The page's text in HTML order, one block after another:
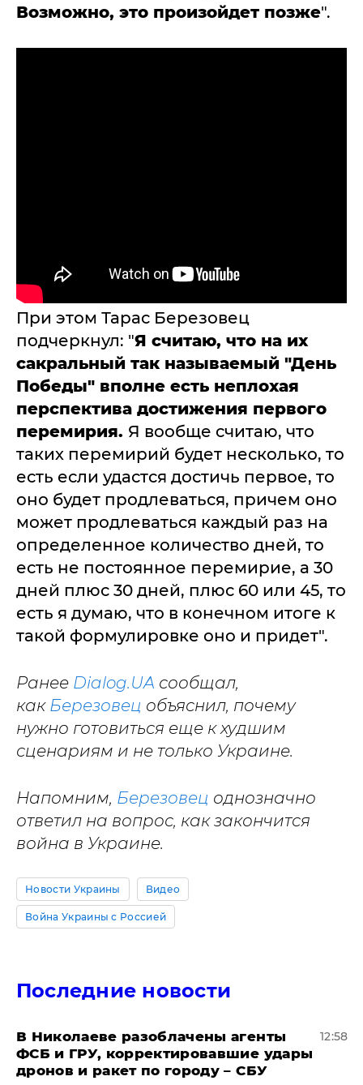
Возможно, это произойдет позже".
При этом Тарас Березовец
подчеркнул: "Я считаю, что на их
сакральный так называемый "День
Победы" вполне есть неплохая
перспектива достижения первого
перемирия. Я вообще считаю, что
таких перемирий будет несколько, то
есть если удастся достичь первое, то
оно будет продлеваться, причем оно
может продлеваться каждый раз на
определенное количество дней, то
есть не постоянное перемирие, а 30
дней плюс 30 дней, плюс 60 или 45, то
есть я думаю, что в конечном итоге к
такой формулировке оно и придет".
Ранее Dialog.UA сообщал,
как Березовец объяснил, почему
нужно готовиться еще к худшим
сценариям и не только Украине.
Напомним, Березовец однозначно
ответил на вопрос, как закончится
война в Украине.
Новости Украины Видео
Война Украины с Россией
Последние новости
В Николаеве разоблачены агенты
ФСБ и ГРУ, корректировавшие удары
дронов и ракет по городу – СБУ
12:58